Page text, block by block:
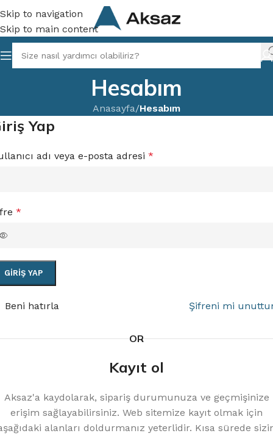
Skip to navigation
Skip to main content
Hesabım
Anasayfa/Hesabım
Yap
adı veya e-posta adresi *
*
GIRIŞ YAP
Şifreni mi
Beni hatırla
OR
Kayıt ol
Aksaz'a kaydolarak, sipariş durumunuza ve geçmişinize
erişim sağlayabilirsiniz. Web sitemize kayıt olmak için
alanları doldurmanız yeterlidir. Kısa sürede